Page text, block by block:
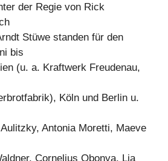
der Regie von Rick
Stüwe standen für den
bis
(u. a. Kraftwerk Freudenau,
Köln und Berlin u.
Antonia Moretti, Maeve
Cornelius Obonya, Lia